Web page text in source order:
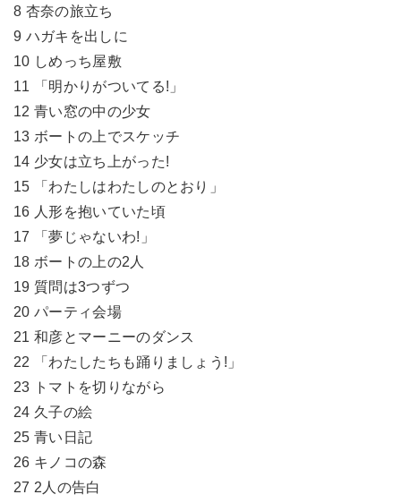
8 杏奈の旅立ち
9 ハガキを出しに
10 しめっち屋敷
11 「明かりがついてる!」
12 青い窓の中の少女
13 ボートの上でスケッチ
14 少女は立ち上がった!
15 「わたしはわたしのとおり」
16 人形を抱いていた頃
17 「夢じゃないわ!」
18 ボートの上の2人
19 質問は3つずつ
20 パーティ会場
21 和彦とマーニーのダンス
22 「わたしたちも踊りましょう!」
23 トマトを切りながら
24 久子の絵
25 青い日記
26 キノコの森
27 2人の告白